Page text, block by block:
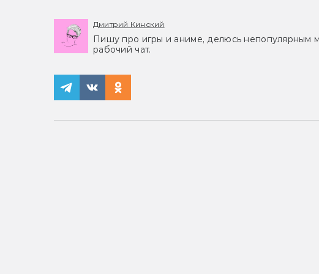
Дмитрий Кинский
Пишу про игры и аниме, делюсь непопулярным
рабочий чат.